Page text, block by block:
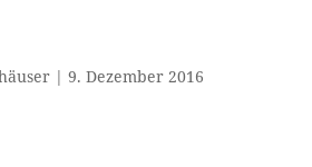
| 9. Dezember 2016